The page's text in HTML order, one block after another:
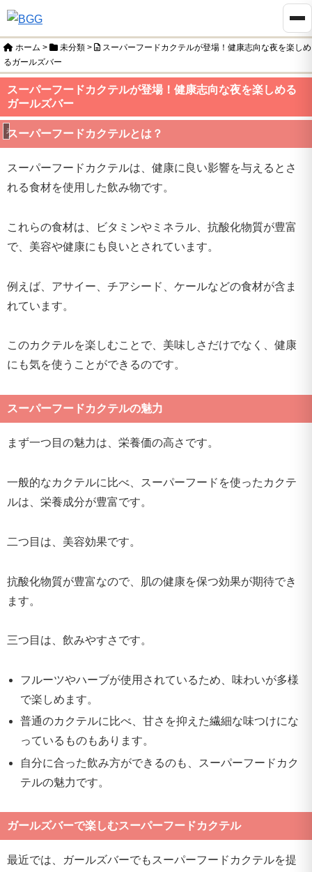
ホーム > 未分類 >
スーパーフードカクテルが登場！健康志向な夜を楽しめ
るガールズバー
スーパーフードカクテルが登場！健康志向な夜を楽しめる
ガールズバー
未分類
スーパーフードカクテルとは？
スーパーフードカクテルは、健康に良い影響を与えるとさ
れる食材を使用した飲み物です。
これらの食材は、ビタミンやミネラル、抗酸化物質が豊富
で、美容や健康にも良いとされています。
例えば、アサイー、チアシード、ケールなどの食材が含ま
れています。
このカクテルを楽しむことで、美味しさだけでなく、健康
にも気を使うことができるのです。
スーパーフードカクテルの魅力
まず一つ目の魅力は、栄養価の高さです。
一般的なカクテルに比べ、スーパーフードを使ったカクテ
ルは、栄養成分が豊富です。
二つ目は、美容効果です。
抗酸化物質が豊富なので、肌の健康を保つ効果が期待でき
ます。
三つ目は、飲みやすさです。
フルーツやハーブが使用されているため、味わいが多様
で楽しめます。
普通のカクテルに比べ、甘さを抑えた繊細な味つけにな
っているものもあります。
自分に合った飲み方ができるのも、スーパーフードカク
テルの魅力です。
ガールズバーで楽しむスーパーフードカクテル
最近では、ガールズバーでもスーパーフードカクテルを提